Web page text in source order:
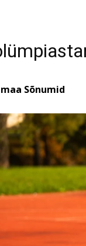
Sõnumid